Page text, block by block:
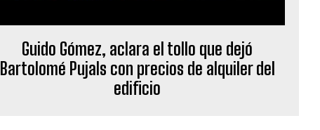
Guido Gómez, aclara el tollo que dejó
Bartolomé Pujals con precios de alquiler del
edificio